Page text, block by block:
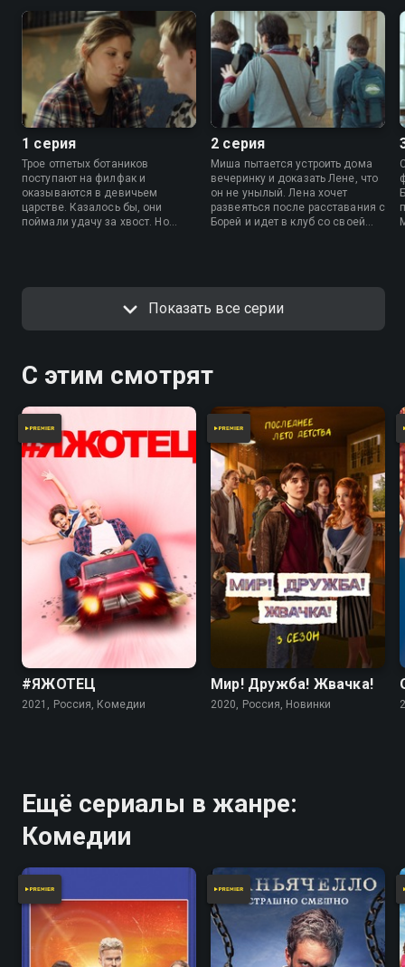
1 серия
Трое отпетых ботаников
поступают на филфак и
оказываются в девичьем
царстве. Казалось бы, они
поймали удачу за хвост. Но
2 серия
Миша пытается устроить дома
вечеринку и доказать Лене, что
он не унылый. Лена хочет
развеяться после расставания с
Борей и идет в клуб со своей
с кончиной преподавателя на
Показать все серии
С этим смотрят
#ЯЖОТЕЦ
2021, Россия, Комедии
Мир! Дружба! Жвачка!
2020, Россия, Новинки
Ещё сериалы в жанре:
Комедии